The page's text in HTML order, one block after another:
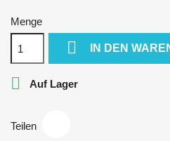
Menge
 IN DEN
 Auf Lager
Teilen